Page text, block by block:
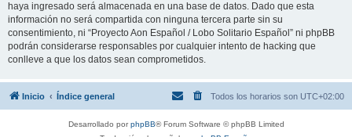
haya ingresado será almacenada en una base de datos. Dado que esta
información no será compartida con ninguna tercera parte sin su
consentimiento, ni “Proyecto Aon Español / Lobo Solitario Español” ni phpBB
podrán considerarse responsables por cualquier intento de hacking que
conlleve a que los datos sean comprometidos.
Inicio Índice general Todos los horarios son UTC+02:00
Desarrollado porphpBB® Forum Software © phpBB Limited